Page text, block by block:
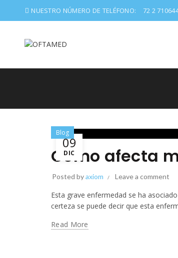
NUESTRO NÚMERO DE TELÉFONO: 72 2
09
DIC
Blog
Cómo afecta
Posted byaxiom Leave a comment
Esta grave enfermedad se ha
certeza se puede decir que esta
Read More